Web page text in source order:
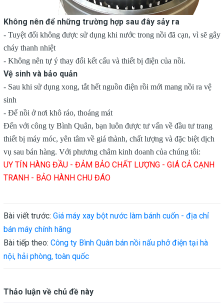
Không nên để những trường hợp sau đây sảy ra
- Tuyệt đối không được sử dụng khi nước trong nồi đã cạn, vì sẽ gây
cháy thanh nhiệt
- Không nên tự ý thay đổi kết cấu và thiết bị điện của nồi.
Vệ sinh và bảo quản
- Sau khi sử dụng xong, tắt hết nguồn điện rồi mới mang nồi ra vệ
sinh
- Để nồi ở nơi khô ráo, thoáng mát
Đến với công ty Bình Quân, bạn luôn được tư vấn về đầu tư trang
thiết bị máy móc, yên tâm về giá thành, chất lượng và đặc biệt dịch
vụ sau bán hàng. Với phương châm kinh doanh của chúng tôi:
UY TÍN HÀNG ĐẦU - ĐẢM BẢO CHẤT LƯỢNG - GIÁ CẢ CẠNH
TRANH - BẢO HÀNH CHU ĐÁO
Bài viết trước: Giá máy xay bột nước làm bánh cuốn - địa chỉ
bán máy chính hãng
Bài tiếp theo: Công ty Bình Quân bán nồi nấu phở điện tại hà
nội, hải phòng, toàn quốc
Thảo luận về chủ đề này